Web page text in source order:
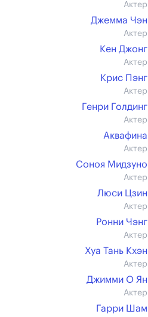
Актер
Джемма Чэн
Актер
Кен Джонг
Актер
Крис Пэнг
Актер
Генри Голдинг
Актер
Аквафина
Актер
Соноя Мидзуно
Актер
Люси Цзин
Актер
Ронни Чэнг
Актер
Хуа Тань Кхэн
Актер
Джимми О Ян
Актер
Гарри Шам